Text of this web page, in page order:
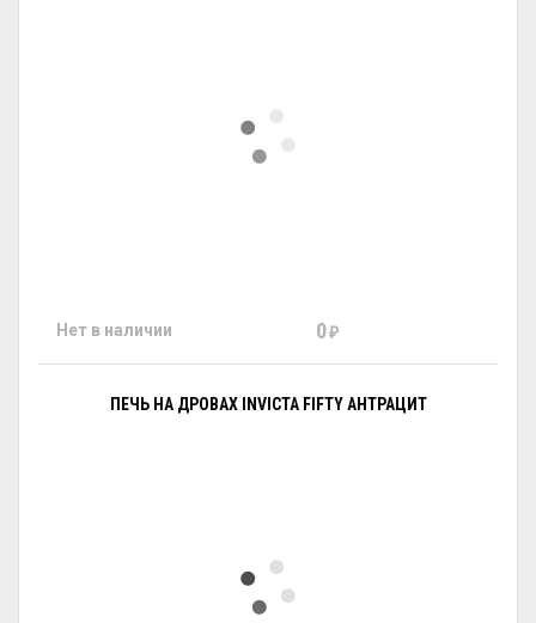
Нет в наличии 0₽
ПЕЧЬ НА ДРОВАХ INVICTA FIFTY АНТРАЦИТ